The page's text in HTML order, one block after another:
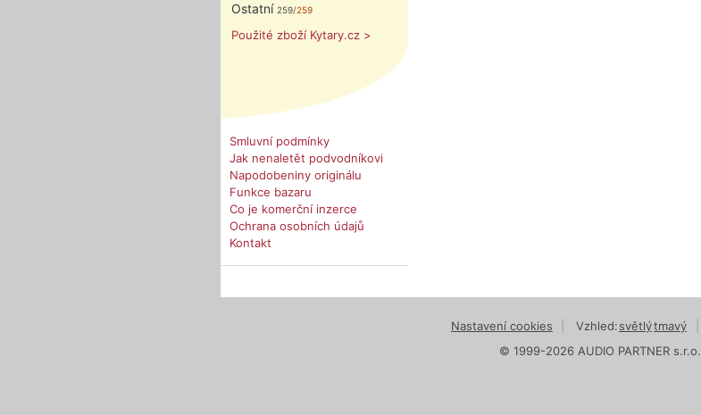
Ostatní 259/259
Použité zboží Kytary.cz >
Smluvní podmínky
Jak nenaletět podvodníkovi
Napodobeniny originálu
Funkce bazaru
Co je komerční inzerce
Ochrana osobních údajů
Kontakt
Nastavení cookies Vzhled:světlýtmavý
© 1999-2026 AUDIO PARTNER s.r.o.